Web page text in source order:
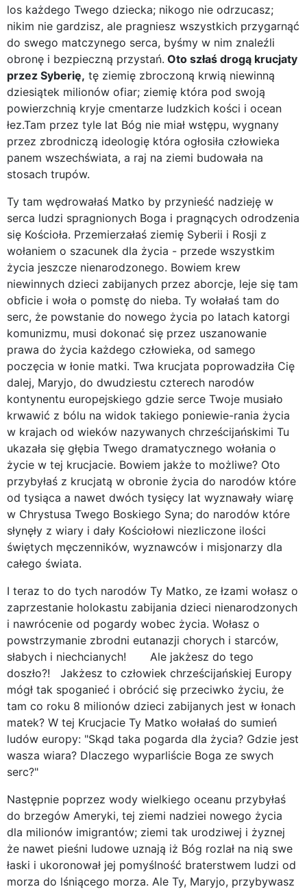
los każdego Twego dziecka; nikogo nie odrzucasz;
nikim nie gardzisz, ale pragniesz wszystkich przygarnąć
do swego matczynego serca, byśmy w nim znaleźli
obronę i bezpieczną przystań. Oto szłaś drogą krucjaty
przez Syberię, tę ziemię zbroczoną krwią niewinną
dziesiątek milionów ofiar; ziemię która pod swoją
powierzchnią kryje cmentarze ludzkich kości i ocean
łez.Tam przez tyle lat Bóg nie miał wstępu, wygnany
przez zbrodniczą ideologię która ogłosiła człowieka
panem wszechświata, a raj na ziemi budowała na
stosach trupów.
Ty tam wędrowałaś Matko by przynieść nadzieję w
serca ludzi spragnionych Boga i pragnących odrodzenia
się Kościoła. Przemierzałaś ziemię Syberii i Rosji z
wołaniem o szacunek dla życia - przede wszystkim
życia jeszcze nienarodzonego. Bowiem krew
niewinnych dzieci zabijanych przez aborcje, leje się tam
obficie i woła o pomstę do nieba. Ty wołałaś tam do
serc, że powstanie do nowego życia po latach katorgi
komunizmu, musi dokonać się przez uszanowanie
prawa do życia każdego człowieka, od samego
poczęcia w łonie matki. Twa krucjata poprowadziła Cię
dalej, Maryjo, do dwudziestu czterech narodów
kontynentu europejskiego gdzie serce Twoje musiało
krwawić z bólu na widok takiego poniewie-rania życia
w krajach od wieków nazywanych chrześcijańskimi Tu
ukazała się głębia Twego dramatycznego wołania o
życie w tej krucjacie. Bowiem jakże to możliwe? Oto
przybyłaś z krucjatą w obronie życia do narodów które
od tysiąca a nawet dwóch tysięcy lat wyznawały wiarę
w Chrystusa Twego Boskiego Syna; do narodów które
słynęły z wiary i dały Kościołowi niezliczone ilości
świętych męczenników, wyznawców i misjonarzy dla
całego świata.
I teraz to do tych narodów Ty Matko, ze łzami wołasz o
zaprzestanie holokastu zabijania dzieci nienarodzonych
i nawrócenie od pogardy wobec życia. Wołasz o
powstrzymanie zbrodni eutanazji chorych i starców,
słabych i niechcianych! Ale jakżesz do tego
doszło?! Jakżesz to człowiek chrześcijańskiej Europy
mógł tak spoganieć i obrócić się przeciwko życiu, że
tam co roku 8 milionów dzieci zabijanych jest w łonach
matek? W tej Krucjacie Ty Matko wołałaś do sumień
ludów europy: "Skąd taka pogarda dla życia? Gdzie jest
wasza wiara? Dlaczego wyparliście Boga ze swych
serc?"
Następnie poprzez wody wielkiego oceanu przybyłaś
do brzegów Ameryki, tej ziemi nadziei nowego życia
dla milionów imigrantów; ziemi tak urodziwej i żyznej
że nawet pieśni ludowe uznają iż Bóg rozlał na nią swe
łaski i ukoronował jej pomyślność braterstwem ludzi od
morza do lśniącego morza. Ale Ty, Maryjo, przybywasz